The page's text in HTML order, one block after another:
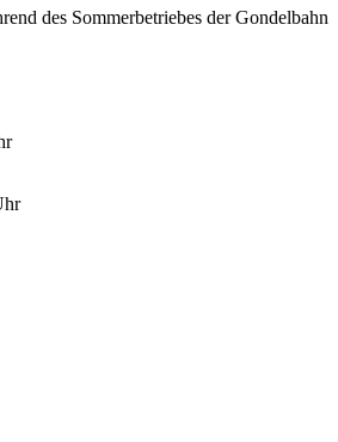
des Sommerbetriebes der Gondelbahn